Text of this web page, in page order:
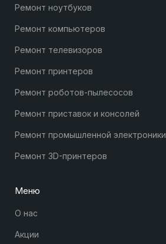
Ремонт ноутбуков
Ремонт компьютеров
Ремонт телевизоров
Ремонт принтеров
Ремонт роботов-пылесосов
Ремонт приставок и консолей
Ремонт промышленной электроники
Ремонт 3D-принтеров
Меню
О нас
Акции